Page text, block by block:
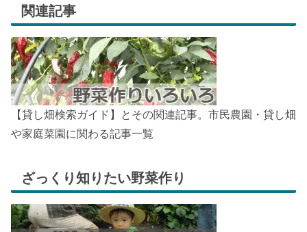
関連記事
【貸し畑検索ガイド】とその関連記事。市民農園・貸し畑
や家庭菜園に関わる記事一覧
ざっくり知りたい野菜作り